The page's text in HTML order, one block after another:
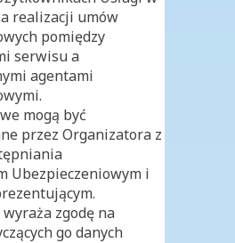
realizacji umów
pomiędzy
serwisu a
agentami
mogą być
przez Organizatora z
Ubezpieczeniowym i
zgodę na
go danych